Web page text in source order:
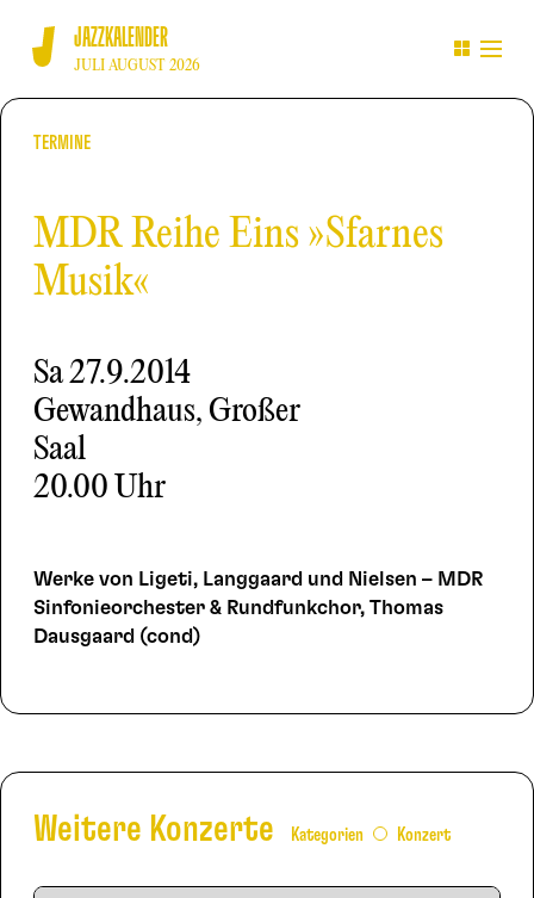
JAZZKALENDER
JULI AUGUST 2026
TERMINE
MDR Reihe Eins »Sfarnes
Musik«
Sa27.9.2014
Gewandhaus, Großer
Saal
20.00 Uhr
Werke von Ligeti, Langgaard und Nielsen – MDR
Sinfonieorchester & Rundfunkchor, Thomas
Dausgaard (cond)
Weitere Konzerte Kategorien Konzert